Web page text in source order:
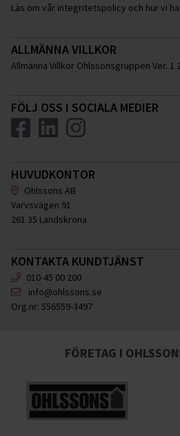
Läs om vår integritetspolicy och hur vi
ALLMÄNNA VILLKOR
Allmänna Villkor Ohlssonsgruppen Ver. 1
FÖLJ OSS I SOCIALA MEDIER
HUVUDKONTOR
Ohlssons AB
Varvsvägen 91
261 35 Landskrona
KONTAKTA KUNDTJÄNST
010-45 00 200
info@ohlssons.se
Org.nr: 556559-3497
FÖRETAG I